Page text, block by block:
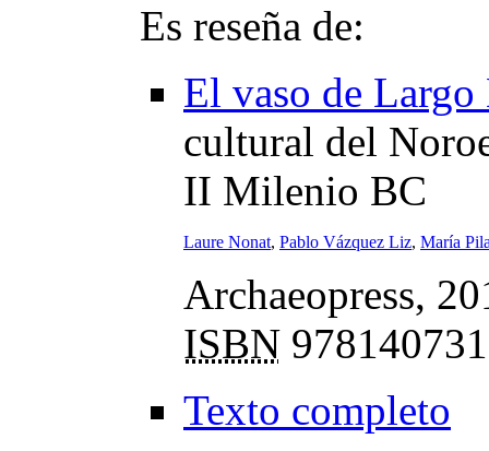
Es reseña de:
El vaso de
cultural del
II Milenio BC
Laure Nonat, Pablo Vázquez Liz, María
Archaeopress,
ISBN
Texto completo